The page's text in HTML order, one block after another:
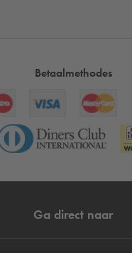
Betaalmethodes
Ga direct naar